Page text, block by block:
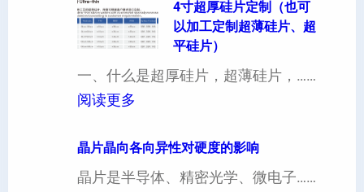
4寸超厚硅片定制（也可
以加工定制超薄硅片、超
平硅片）
一、什么是超厚硅片，超薄硅片，……
阅读更多
寸
超
晶片晶向各向异性对硬度的影响
晶片是半导体、精密光学、微电子……